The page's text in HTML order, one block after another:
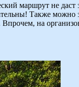
маршрут не
Также
на